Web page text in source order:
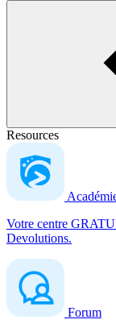
Resources
Votre centre
Devolutions.
Forum